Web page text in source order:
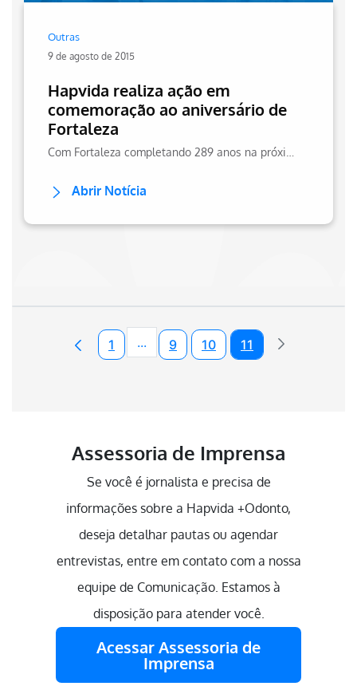
Outras
9 de agosto de 2015
Hapvida realiza ação em
comemoração ao aniversário de
Fortaleza
Abrir Notícia
1 ...Páginas intermediárias Usar ABA
9 10 11
Assessoria de Imprensa
Se você é jornalista e precisa de
informações sobre a Hapvida +Odonto,
deseja detalhar pautas ou agendar
entrevistas, entre em contato com a nossa
equipe de Comunicação. Estamos à
disposição para atender você.
Acessar Assessoria de
Imprensa